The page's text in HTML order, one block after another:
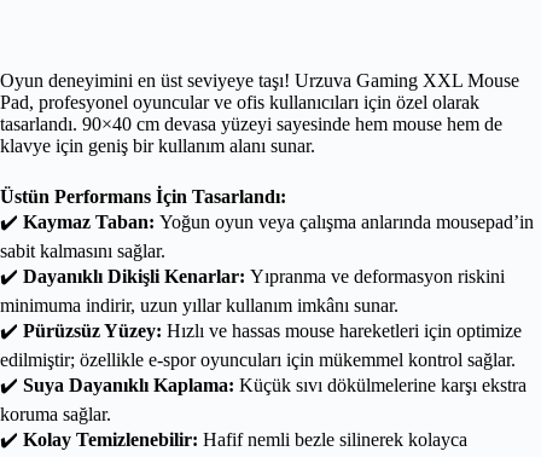
Oyun deneyimini en üst seviyeye taşı! Urzuva Gaming XXL Mouse
Pad, profesyonel oyuncular ve ofis kullanıcıları için özel olarak
tasarlandı. 90×40 cm devasa yüzeyi sayesinde hem mouse hem de
klavye için geniş bir kullanım alanı sunar.
Üstün Performans İçin Tasarlandı:
✔️ Kaymaz Taban: Yoğun oyun veya çalışma anlarında mousepad’in
sabit kalmasını sağlar.
✔️ Dayanıklı Dikişli Kenarlar: Yıpranma ve deformasyon riskini
minimuma indirir, uzun yıllar kullanım imkânı sunar.
✔️ Pürüzsüz Yüzey: Hızlı ve hassas mouse hareketleri için optimize
edilmiştir; özellikle e-spor oyuncuları için mükemmel kontrol sağlar.
✔️ Suya Dayanıklı Kaplama: Küçük sıvı dökülmelerine karşı ekstra
koruma sağlar.
✔️ Kolay Temizlenebilir: Hafif nemli bezle silinerek kolayca